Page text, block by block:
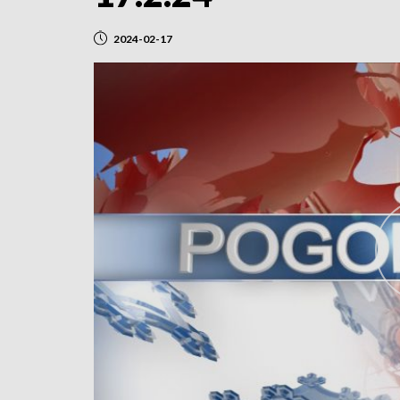
2024-02-17